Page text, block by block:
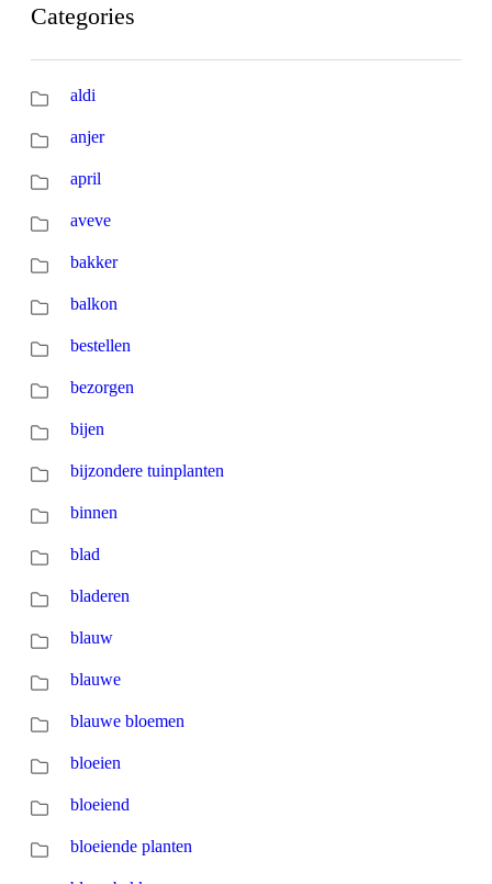
Categories
aldi
anjer
april
aveve
bakker
balkon
bestellen
bezorgen
bijen
bijzondere tuinplanten
binnen
blad
bladeren
blauw
blauwe
blauwe bloemen
bloeien
bloeiend
bloeiende planten